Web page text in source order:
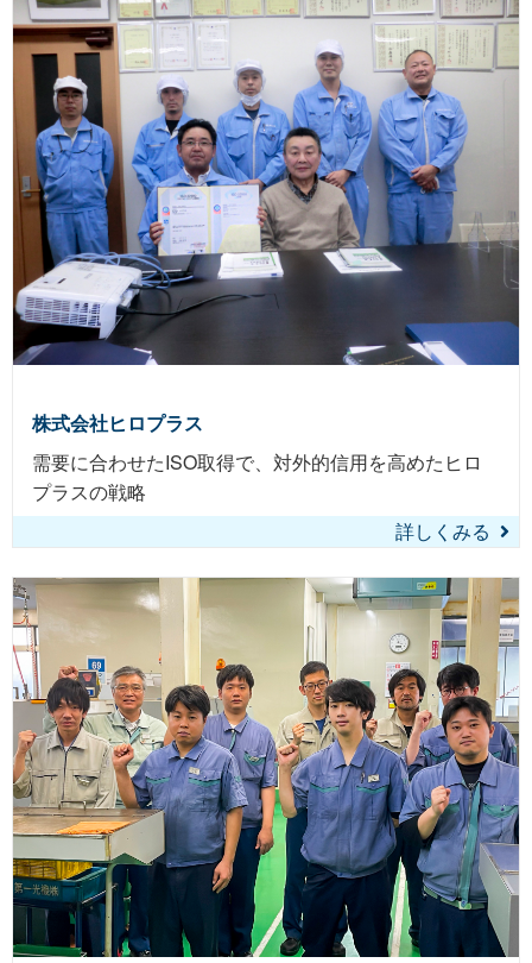
株式会社ヒロプラス
需要に合わせたISO取得で、対外的信用を高めたヒロ
プラスの戦略
詳しくみる